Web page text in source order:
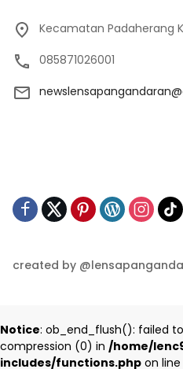
Kecamatan Padaherang
085871026001
created by
Notice: ob_end_flush(): failed
compression (0) in /home/
includes/functions.php on line